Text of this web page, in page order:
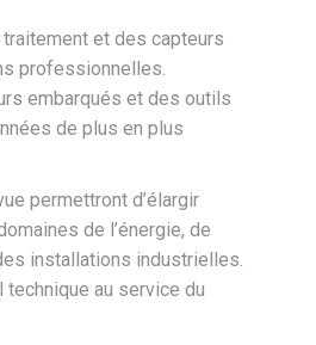
et des capteurs
professionnelles.
embarqués et des outils
de plus en plus
permettront d’élargir
de l’énergie, de
installations industrielles.
au service du